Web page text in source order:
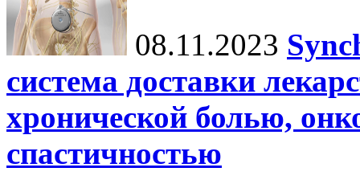
08.11.2023
система доставки
хронической болью,
спастичностью